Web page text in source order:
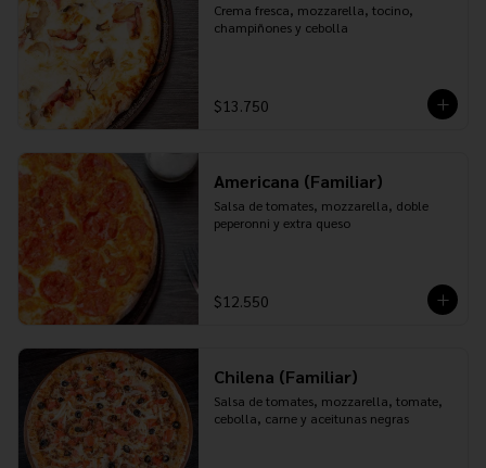
Crema fresca, mozzarella, tocino,
champiñones y cebolla
$13.750
Americana (Familiar)
Salsa de tomates, mozzarella, doble
peperonni y extra queso
$12.550
Chilena (Familiar)
Salsa de tomates, mozzarella, tomate,
cebolla, carne y aceitunas negras